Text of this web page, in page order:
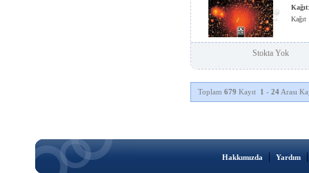
Kağıt
Kağıt
Stokta Yok
Toplam 679 Kayıt 1 - 24 Arası
Hakkımızda | Yardım